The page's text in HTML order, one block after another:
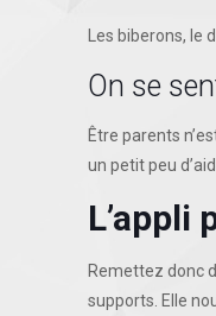
Les biberons, le
On se
Être parents
un petit peu
L’appli
Remettez donc
supports. Elle